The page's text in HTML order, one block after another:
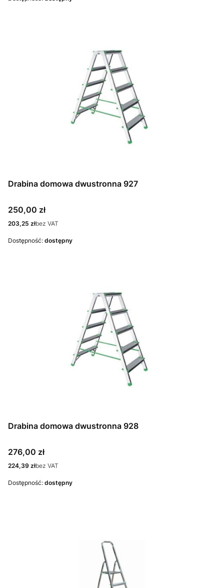
Drabina domowa dwustronna 927
Cena
250,00 zł
Cena
203,25 złbez VAT
Dostępność: dostępny
Drabina domowa dwustronna 928
Cena
276,00 zł
Cena
224,39 złbez VAT
Dostępność: dostępny